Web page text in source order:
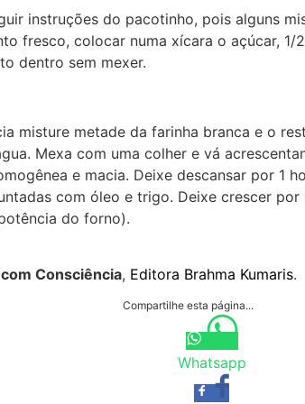
instruções do pacotinho, pois alguns
fresco, colocar numa xícara o açúcar,
dentro sem mexer.
misture metade da farinha branca e o
Mexa com uma colher e vá
e macia. Deixe descansar por 1
com óleo e trigo. Deixe crescer por
do forno).
Consciência, Editora Brahma Kumaris.
Compartilhe esta página...
Whatsapp